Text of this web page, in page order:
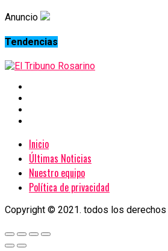
Anuncio
Tendencias
Inicio
Últimas Noticias
Nuestro equipo
Política de privacidad
Copyright © 2021. todos los derechos